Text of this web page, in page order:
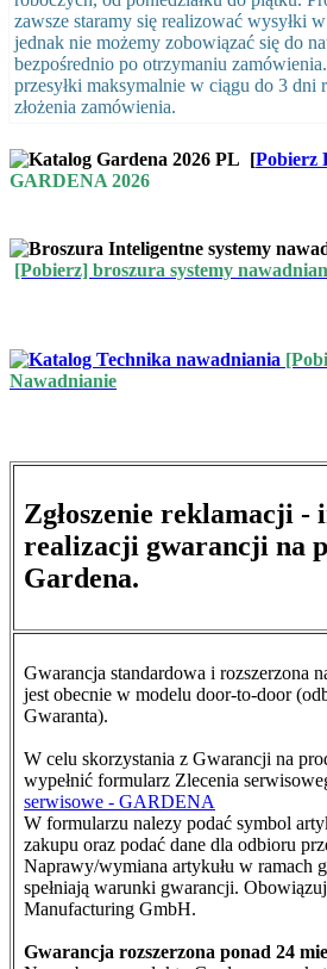
zawsze staramy się realizować wysyłki
jednak nie możemy zobowiązać się do
bezpośrednio po otrzymaniu
przesyłki maksymalnie w ciągu do 3 dni
złożenia zamówienia.
[Pobierz
GARDENA 2026
[Pobierz] broszura systemy
Nawadnianie
Zgłoszenie reklamacji -
realizacji gwarancji na
Gardena.
Gwarancja standardowa i rozszerzona
jest obecnie w modelu door-to-door
Gwaranta).
W celu skorzystania z Gwarancji na
wypełnić formularz Zlecenia
serwisowe - GARDENA
W formularzu nalezy podać symbol
zakupu oraz podać dane dla odbioru
Naprawy/wymiana artykułu w ramach
spełniają warunki gwarancji.
Manufacturing GmbH.
Gwarancja rozszerzona ponad 24